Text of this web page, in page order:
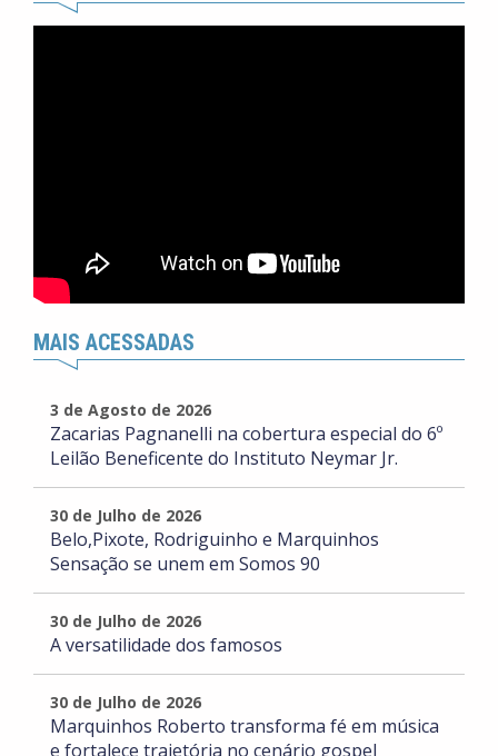
MAIS ACESSADAS
3 de Agosto de 2026
Zacarias Pagnanelli na cobertura especial do 6º
Leilão Beneficente do Instituto Neymar Jr.
30 de Julho de 2026
Belo,Pixote, Rodriguinho e Marquinhos
Sensação se unem em Somos 90
30 de Julho de 2026
A versatilidade dos famosos
30 de Julho de 2026
Marquinhos Roberto transforma fé em música
e fortalece trajetória no cenário gospel